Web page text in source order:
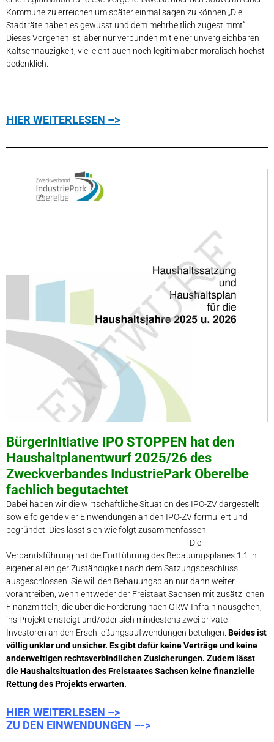
Kommune zu erreichen um später einmal sagen zu können „Die
Stadträte haben es gewusst und dem mehrheitlich zugestimmt“.
Dieses Vorgehen ist, aber nur verbunden mit einer unvergleichbaren
Kaltschnäuzigkeit, vielleicht auch noch legitim aber moralisch höchst
bedenklich.
HIER WEITERLESEN –>
Bürgerinitiative IPO STOPPEN hat den
Haushaltplanentwurf 2025/26 des
Zweckverbandes IndustriePark Oberelbe
fachlich begutachtet
Dabei haben wir die wirtschaftliche Situation des IPO-ZV dargestellt
sowie folgende vier Einwendungen an den IPO-ZV formuliert und
begründet. Dies lässt sich wie folgt zusammenfassen:
Die
Verbandsführung hat die Fortführung des Bebauungsplanes 1.1 in
eigener alleiniger Zuständigkeit nach dem Satzungsbeschluss
ausgeschlossen. Sie will den Bebauungsplan nur dann weiter
vorantreiben, wenn entweder der Freistaat Sachsen mit zusätzlichen
Finanzmitteln, die über die Förderung nach GRW-Infra hinausgehen,
ins Projekt einsteigt und/oder sich mindestens zwei private
Investoren an den Erschließungsaufwendungen beteiligen. Beides ist
völlig unklar und unsicher. Es gibt dafür keine Verträge und keine
anderweitigen rechtsverbindlichen Zusicherungen. Zudem lässt
die Haushaltsituation des Freistaates Sachsen keine finanzielle
Rettung des Projekts erwarten.
HIER WEITERLESEN –>
ZU DEN EINWENDUNGEN –->